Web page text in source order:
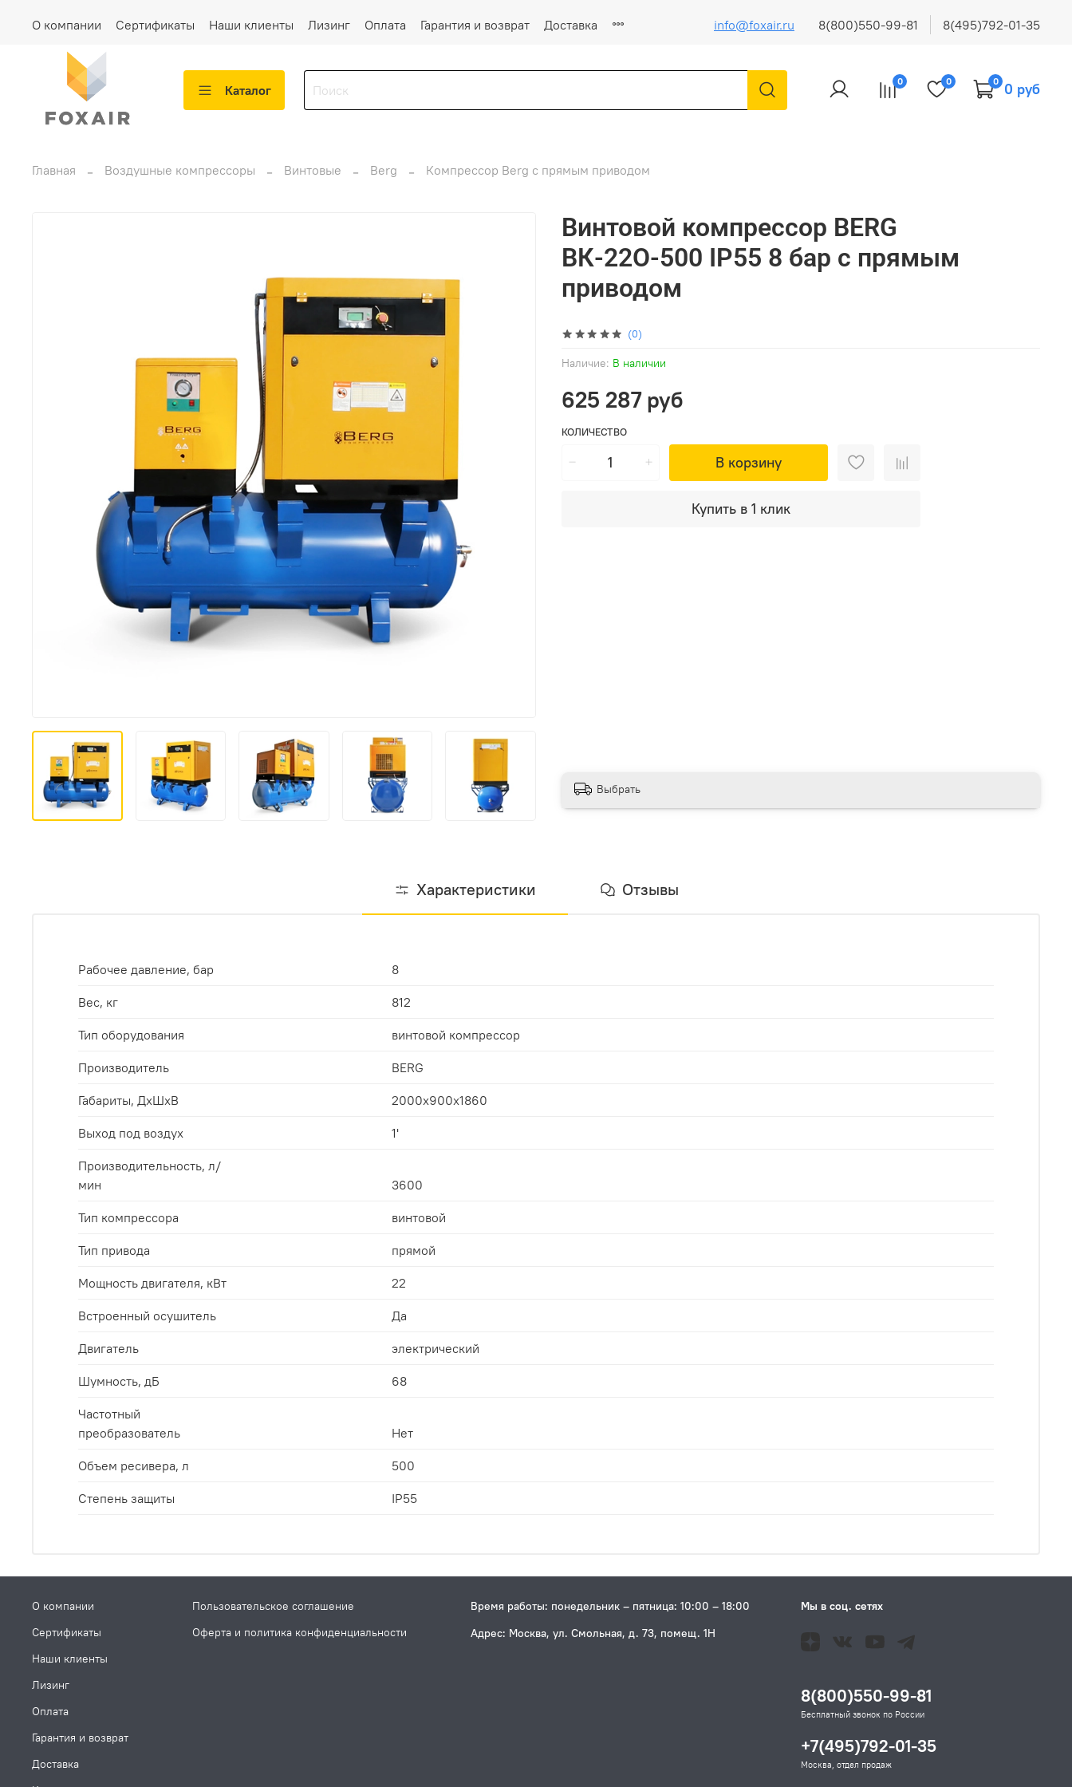
О компании Сертификаты Наши клиенты Лизинг Оплата Гарантия и возврат Доставка info@foxair.ru 8(800)550-99-81 8(495)792-01-35
Каталог
0 0 0 0 руб
Главная Воздушные компрессоры Винтовые Berg Компрессор Berg c прямым приводом
(0)
Наличие: В наличии
Винтовой компрессор BERG
ВК-22О-500 IP55 8 бар с прямым
приводом
625 287 руб
КОЛИЧЕСТВО
В корзину
Купить в 1 клик
Выбрать
Характеристики Отзывы
Рабочее давление, бар 8
Вес, кг 812
Тип оборудования винтовой компрессор
Производитель BERG
Габариты, ДхШхВ 2000x900x1860
Выход под воздух 1'
Производительность, л/
мин
3600
Тип компрессора винтовой
Тип привода прямой
Мощность двигателя, кВт 22
Встроенный осушитель Да
Двигатель электрический
Шумность, дБ 68
Частотный
преобразователь
Нет
Объем ресивера, л 500
Степень защиты IP55
О компании
Сертификаты
Наши клиенты
Лизинг
Оплата
Гарантия и возврат
Доставка
Пользовательское соглашение
Оферта и политика конфиденциальности
Время работы: понедельник – пятница: 10:00 – 18:00
Адрес: Москва, ул. Смольная, д. 73, помещ. 1Н
Мы в соц. сетях
8(800)550-99-81
Бесплатный звонок по России
+7(495)792-01-35
Москва, отдел продаж